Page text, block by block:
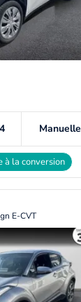
Manuelle
à la conversion
E-CVT